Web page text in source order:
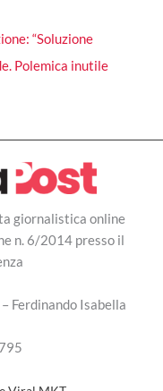
“Soluzione
Polemica inutile
giornalistica online
n. 6/2014 presso il
Ferdinando Isabella